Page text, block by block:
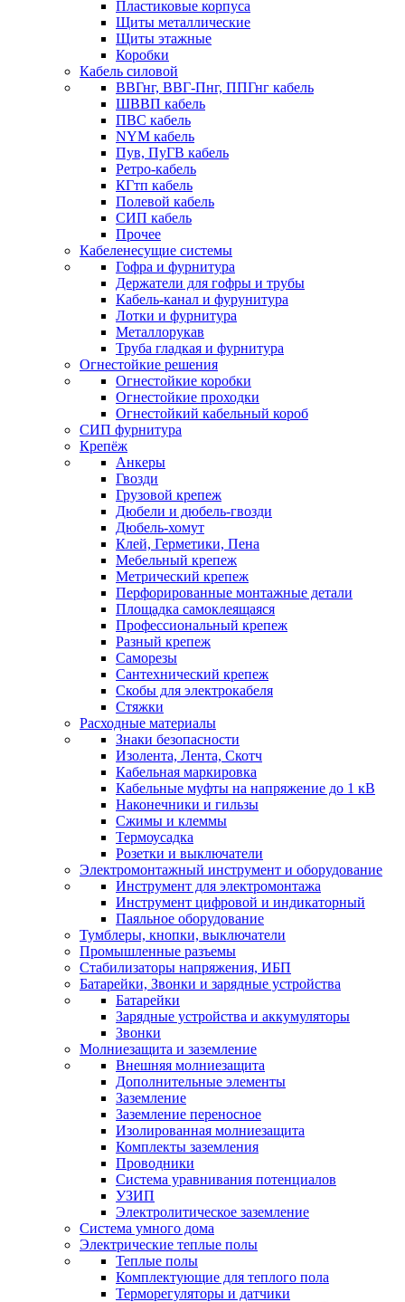
Пластиковые корпуса
Щиты металлические
Щиты этажные
Коробки
Кабель силовой
ВВГнг, ВВГ-Пнг, ППГнг кабель
ШВВП кабель
ПВС кабель
NYM кабель
Пув, ПуГВ кабель
Ретро-кабель
КГтп кабель
Полевой кабель
СИП кабель
Прочее
Кабеленесущие системы
Гофра и фурнитура
Держатели для гофры и трубы
Кабель-канал и фурунитура
Лотки и фурнитура
Металлорукав
Труба гладкая и фурнитура
Огнестойкие решения
Огнестойкие коробки
Огнестойкие проходки
Огнестойкий кабельный короб
СИП фурнитура
Крепёж
Анкеры
Гвозди
Грузовой крепеж
Дюбели и дюбель-гвозди
Дюбель-хомут
Клей, Герметики, Пена
Мебельный крепеж
Метрический крепеж
Перфорированные монтажные детали
Площадка самоклеящаяся
Профессиональный крепеж
Разный крепеж
Саморезы
Сантехнический крепеж
Скобы для электрокабеля
Стяжки
Расходные материалы
Знаки безопасности
Изолента, Лента, Скотч
Кабельная маркировка
Кабельные муфты на напряжение до 1 кВ
Наконечники и гильзы
Сжимы и клеммы
Термоусадка
Розетки и выключатели
Электромонтажный инструмент и оборудование
Инструмент для электромонтажа
Инструмент цифровой и индикаторный
Паяльное оборудование
Тумблеры, кнопки, выключатели
Промышленные разъемы
Стабилизаторы напряжения, ИБП
Батарейки, Звонки и зарядные устройства
Батарейки
Зарядные устройства и аккумуляторы
Звонки
Молниезащита и заземление
Внешняя молниезащита
Дополнительные элементы
Заземление
Заземление переносное
Изолированная молниезащита
Комплекты заземления
Проводники
Система уравнивания потенциалов
УЗИП
Электролитическое заземление
Система умного дома
Электрические теплые полы
Теплые полы
Комплектующие для теплого пола
Терморегуляторы и датчики